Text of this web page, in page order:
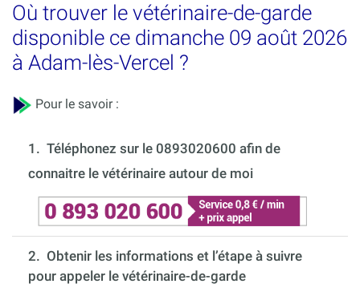
Où trouver le vétérinaire-de-garde
disponible ce dimanche 09 août 2026
à Adam-lès-Vercel ?
Pour le savoir :
1. Téléphonez sur le 0893020600 afin de
connaitre le vétérinaire autour de moi
2. Obtenir les informations et l’étape à suivre
pour appeler le vétérinaire-de-garde